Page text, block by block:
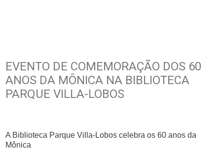
EVENTO DE COMEMORAÇÃO DOS 60
ANOS DA MÔNICA NA BIBLIOTECA
PARQUE VILLA-LOBOS
A Biblioteca Parque Villa-Lobos celebra os 60 anos da
Mônica